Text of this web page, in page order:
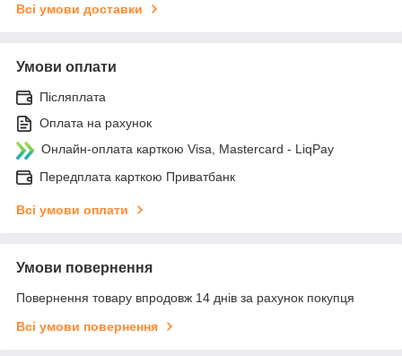
Всі умови доставки
Умови оплати
Післяплата
Оплата на рахунок
Онлайн-оплата карткою Visa, Mastercard - LiqPay
Передплата карткою Приватбанк
Всі умови оплати
Умови повернення
Повернення товару впродовж 14 днів за рахунок покупця
Всі умови повернення